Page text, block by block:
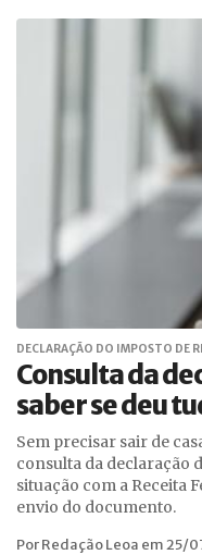
DECLARAÇÃO DO IMPOSTO DE
Consulta da
saber se deu
Sem precisar sair de
consulta da declaração
situação com a Receita
envio do documento.
Por Redação Leoa em 25/